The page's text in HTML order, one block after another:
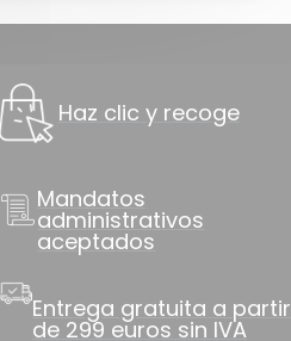
Haz clic y recoge
Mandatos
administrativos
aceptados
Entrega gratuita a partir
de 299 euros sin IVA